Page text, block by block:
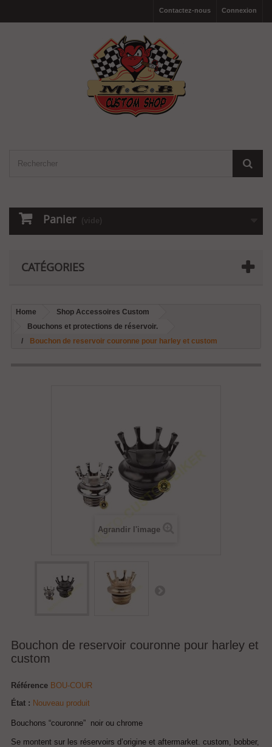
Connexion
Contactez-nous
Panier (vide)
CATÉGORIES
Home
Shop Accessoires Custom
Bouchons et protections de réservoir.
Bouchon de reservoir couronne pour harley et custom
Agrandir l'image
Bouchon de reservoir couronne pour harley et
custom
Référence BOU-COUR
État : Nouveau produit
Bouchons “couronne” noir ou chrome
Se montent sur les réservoirs d’origine et aftermarket. custom, bobber,